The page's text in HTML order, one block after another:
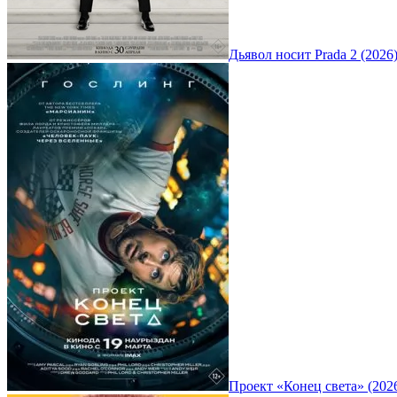
Дьявол носит Prada 2 (2026)
Проект «Конец света»